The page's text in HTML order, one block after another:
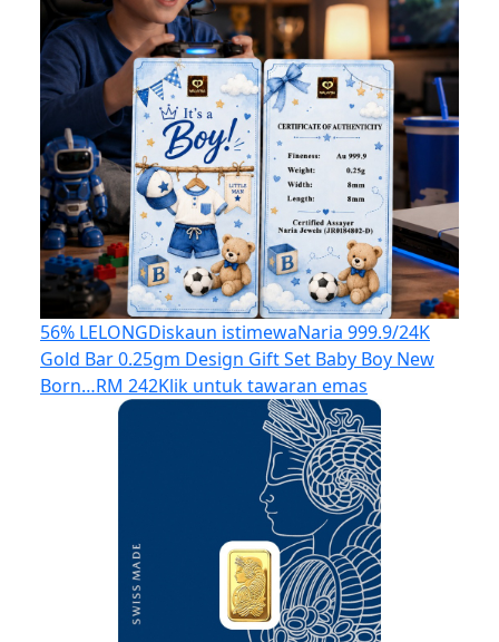
56% LELONGDiskaun istimewaNaria 999.9/24K
Gold Bar 0.25gm Design Gift Set Baby Boy New
Born…RM 242Klik untuk tawaran emas